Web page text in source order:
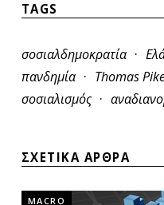
TAGS
σοσιαλδημοκρατία ·
πανδημία · Thomas
σοσιαλισμός ·
ΣΧΕΤΙΚΑ ΑΡΘΡΑ
MACRO